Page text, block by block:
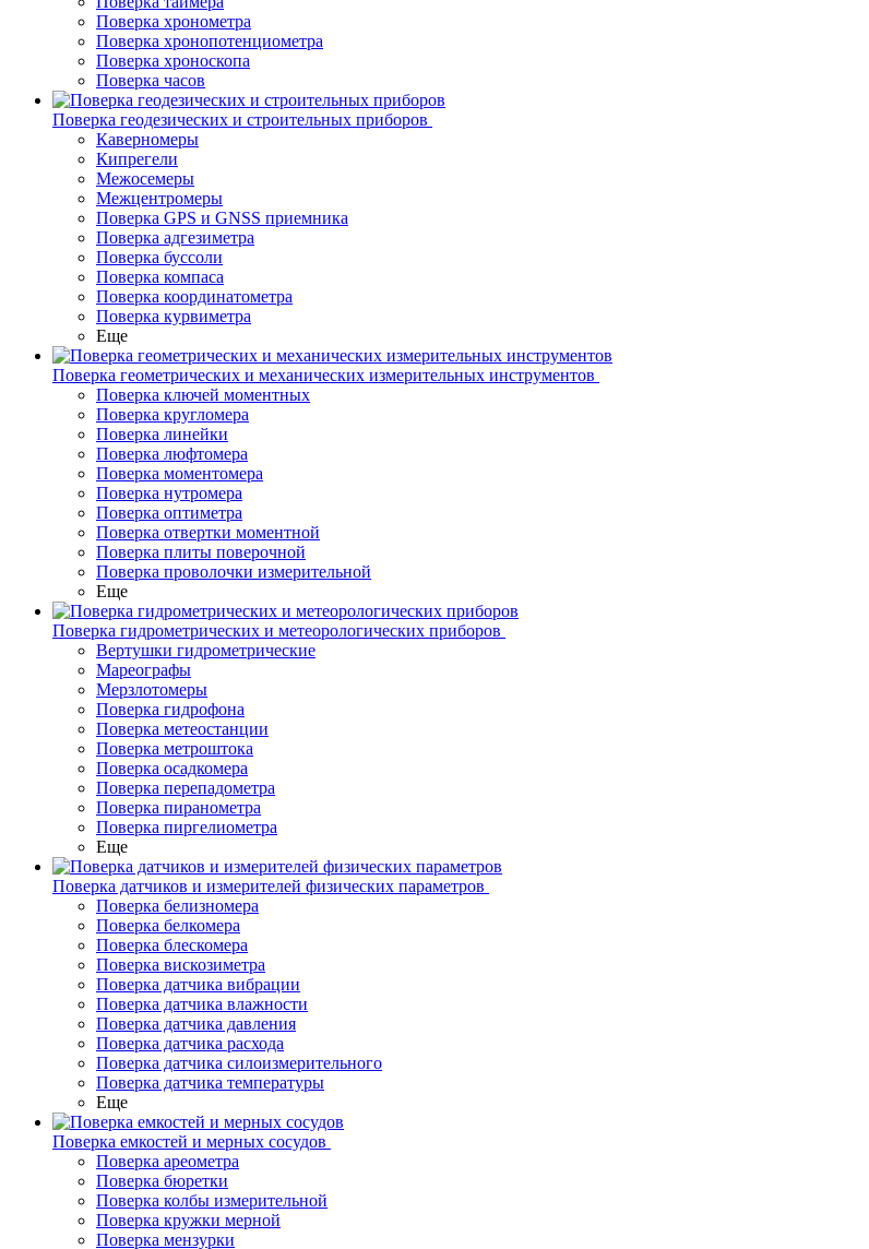
Поверка хронометра
Поверка хронопотенциометра
Поверка хроноскопа
Поверка часов
Поверка геодезических и строительных приборов
Каверномеры
Кипрегели
Межосемеры
Межцентромеры
Поверка GPS и GNSS приемника
Поверка адгезиметра
Поверка буссоли
Поверка компаса
Поверка координатометра
Поверка курвиметра
Еще
Поверка геометрических и механических измерительных инструментов
Поверка ключей моментных
Поверка кругломера
Поверка линейки
Поверка люфтомера
Поверка моментомера
Поверка нутромера
Поверка оптиметра
Поверка отвертки моментной
Поверка плиты поверочной
Поверка проволочки измерительной
Еще
Поверка гидрометрических и метеорологических приборов
Вертушки гидрометрические
Мареографы
Мерзлотомеры
Поверка гидрофона
Поверка метеостанции
Поверка метроштока
Поверка осадкомера
Поверка перепадометра
Поверка пиранометра
Поверка пиргелиометра
Еще
Поверка датчиков и измерителей физических параметров
Поверка белизномера
Поверка белкомера
Поверка блескомера
Поверка вискозиметра
Поверка датчика вибрации
Поверка датчика влажности
Поверка датчика давления
Поверка датчика расхода
Поверка датчика силоизмерительного
Поверка датчика температуры
Еще
Поверка емкостей и мерных сосудов
Поверка ареометра
Поверка бюретки
Поверка колбы измерительной
Поверка кружки мерной
Поверка мензурки